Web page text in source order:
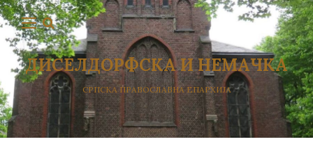
ДИСЕЛДОРФСКА И НЕМАЧКА
СРПСКА ПРАВОСЛАВНА ЕПАРХИЈА